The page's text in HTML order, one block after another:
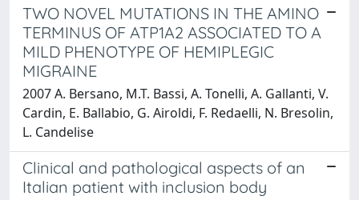
TWO NOVEL MUTATIONS IN THE AMINO
TERMINUS OF ATP1A2 ASSOCIATED TO A
MILD PHENOTYPE OF HEMIPLEGIC
MIGRAINE
2007 A. Bersano, M.T. Bassi, A. Tonelli, A. Gallanti, V.
Cardin, E. Ballabio, G. Airoldi, F. Redaelli, N. Bresolin,
L. Candelise
Clinical and pathological aspects of an
Italian patient with inclusion body